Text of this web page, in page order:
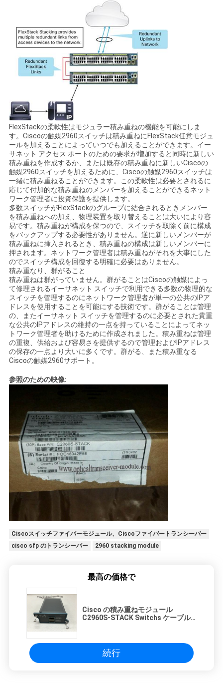
FlexStackの柔軟性はモジュラー積み重ねの機能を可能にしま
す。Ciscoの触媒2960スイッチは積み重ねにFlexStack任意モジュ
ールを加えることによっていつでも加えることができます。イー
サネット アクセス ポートのための要求が増加すると同時に新しい
積み重ねを作成するか、または既存の積み重ねに新しいCiscoの
触媒2960スイッチを加えるために、Ciscoの触媒2960スイッチは
一緒に積み重ねることができます。この柔軟性は必要とされるに
応じて付加的な積み重ねのメンバーを加えることができるネット
ワーク管理者に投資保護を提供します。
多数スイッチがFlexStackのグループに結合されるときメンバー
を積み重ねへの加え、物理装置を取り替えることは大いにより容
易です。積み重ねが構成を保つので、スイッチを取除く前に構成
をバックアップする必要性がありません。逆に新しいメンバーが
積み重ねに挿入されるとき、積み重ねの構成は新しいメンバーに
押されます。ネットワーク管理者は積み重ねがそれを大事にした
のでスイッチ構成を回復する明確に必要はありません。
積み重なり、群がること
積み重ねは群がっていません。群がることはCiscoの触媒によっ
て修理されるイーサネット スイッチで利用できる多数の物理的な
スイッチを管理するのにネットワーク管理者が単一の公共のIPア
ドレスを使用することを可能にする技術です。群がることは管理
の、またイーサネット スイッチを管理するのに必要とされた貴重
な公共のIPアドレスの維持の一点を持っていることによってネッ
トワーク管理者を助けるために作成されました。積み重ねは管理
の重複、供給および容易さを提供するので管理およびIPアドレス
の保存の一点より大いに多くです。群がる、また積み重なる
Ciscoの触媒2960サポート。
参照のための映像:
Ciscoスイッチファイバーモジュール、Ciscoファイバートランシーバー
cisco sfp のトランシーバー
2960 stacking module
最高の価格で
Cisco の積み重ねモジュール
C2960S-STACK Switchs ケーブル
続行